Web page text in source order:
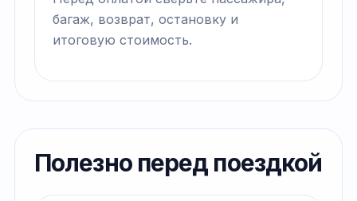
багаж, возврат, остановку и
итоговую стоимость.
Полезно перед поездкой